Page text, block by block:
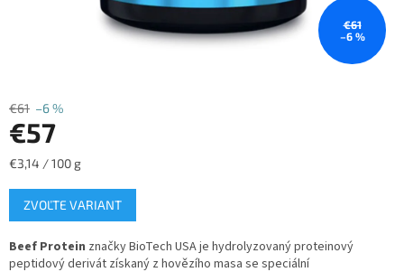
€61
–6 %
€61 –6 %
€57
Jednotková
€3,14 / 100 g
ZVOĽTE VARIANT
Beef Protein značky BioTech USA je hydrolyzovaný proteinový
peptidový derivát získaný z hovězího masa se speciální